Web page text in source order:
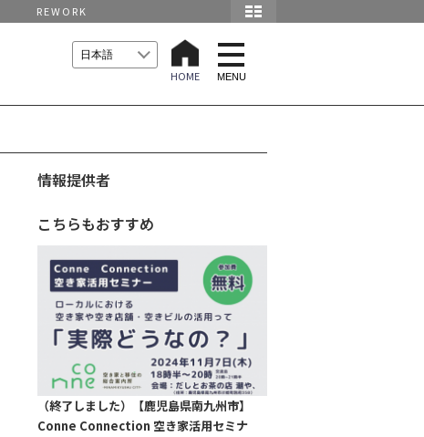
REWORK
HOME
t
o
g
l
n
MENU
情報提供者
こちらもおすすめ
（終了しました）【鹿児島県南九州市】
Conne Connection 空き家活用セミナ